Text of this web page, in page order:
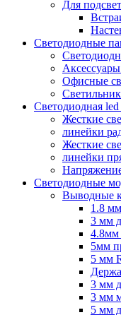
Для
Светодиодные
Офисные
Светодиодная
Жесткие
линейки
Жесткие
линейки
Светодиодные
Выводные
1.8
3 мм
4.8мм
5мм
5 мм
3 мм
3 мм
5 мм